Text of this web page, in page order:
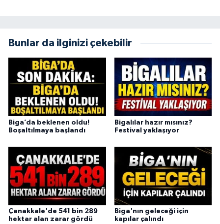
Bunlar da ilginizi çekebilir
Biga’da beklenen oldu!
Boşaltılmaya başlandı
Bigalılar hazır mısınız?
Festival yaklaşıyor
Çanakkale'de 541 bin 289
hektar alan zarar gördü
Biga'nın geleceği için
kapılar çalındı